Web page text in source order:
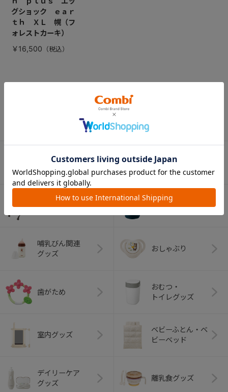
グショック ｅａｒ
ｔｈ ＸＬ 幌（フ
ォレストカーキ）
￥16,500
CATEGORY
カテゴリー
ベビーカー チャイルドシート
ベビーラック＆
抱っこひも
哺乳びん関連
グッズ
おしゃぶり
歯がため
おむつ・
トイレグッズ
室内グッズ
ベビーふとん・ベ
ビーベッド
デイリーケア
グッズ
離乳食グッズ